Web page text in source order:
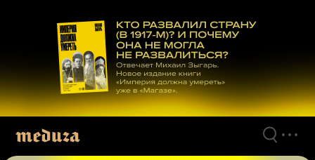
материалам